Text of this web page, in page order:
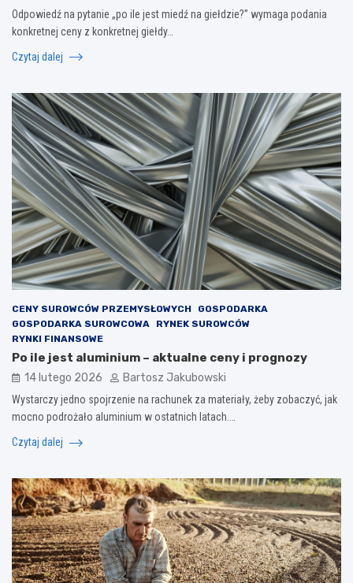
Odpowiedź na pytanie „po ile jest miedź na giełdzie?” wymaga podania
konkretnej ceny z konkretnej giełdy…
Czytaj dalej
CENY SUROWCÓW PRZEMYSŁOWYCH
GOSPODARKA
GOSPODARKA SUROWCOWA
RYNEK SUROWCÓW
RYNKI FINANSOWE
Po ile jest aluminium – aktualne ceny i prognozy
14 lutego 2026 Bartosz Jakubowski
Wystarczy jedno spojrzenie na rachunek za materiały, żeby zobaczyć, jak
mocno podrożało aluminium w ostatnich latach.…
Czytaj dalej